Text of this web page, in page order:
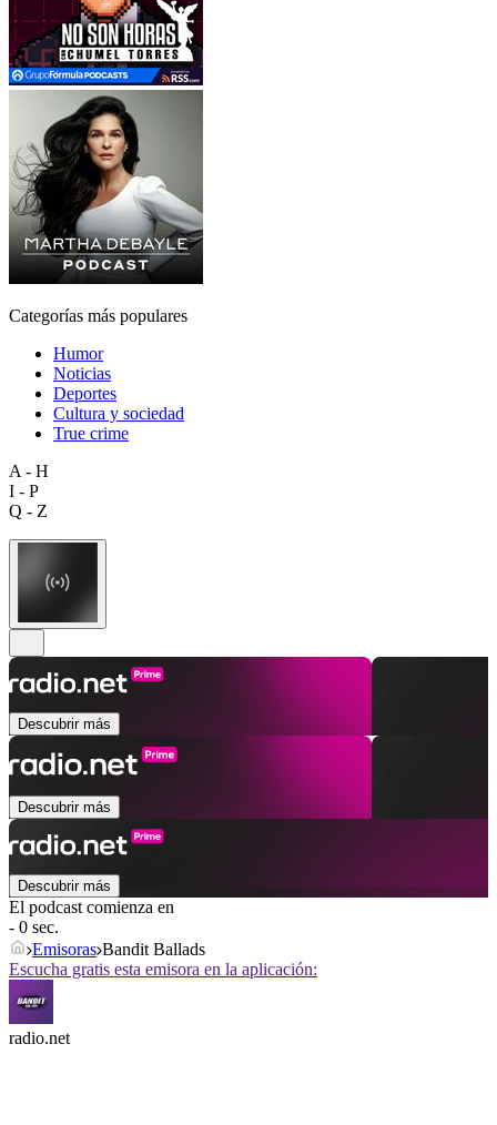
Categorías más populares
Humor
Noticias
Deportes
Cultura y sociedad
True crime
A - H
I - P
Q - Z
Descubrir más
Descubrir más
Descubrir más
El podcast comienza en
- 0 sec.
Emisoras Bandit Ballads
Escucha gratis esta emisora en la aplicación:
radio.net